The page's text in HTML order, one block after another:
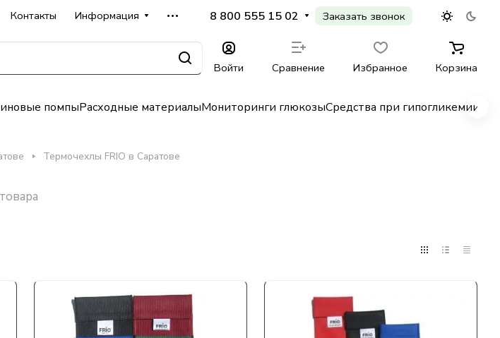
Контакты Информация 8 800 555 15 02 Заказать звонок
Войти Сравнение Избранное Корзина
помпыРасходные материалыМониторинги глюкозыСредства при гипогликемии
Термочехлы FRIO в Саратове